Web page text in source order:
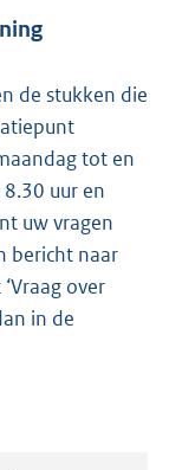
de stukken die
tot en
uur en
uw vragen
bericht naar
over
in de